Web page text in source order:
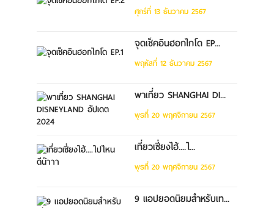
ศุกร์ที่ 13 ธันวาคม 2567
จุดเช็คอินฮอกไกโด EP...
พฤหัสที่ 12 ธันวาคม 2567
พาเที่ยว SHANGHAI DI...
พุธที่ 20 พฤศจิกายน 2567
เที่ยวเซี่ยงไฮ้....ไ...
พุธที่ 20 พฤศจิกายน 2567
9 แอปยอดนิยมสำหรับเท...